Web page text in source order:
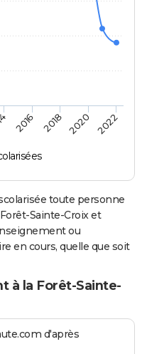
2016 2018 2020 2022
toute personne
Sainte-Croix et
ou
en cours, quelle que soit
à la Forêt-Sainte-
d'après